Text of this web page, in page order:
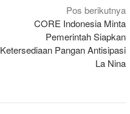
Pos berikutnya
CORE Indonesia Minta
Pemerintah Siapkan
Ketersediaan Pangan Antisipasi
La Nina